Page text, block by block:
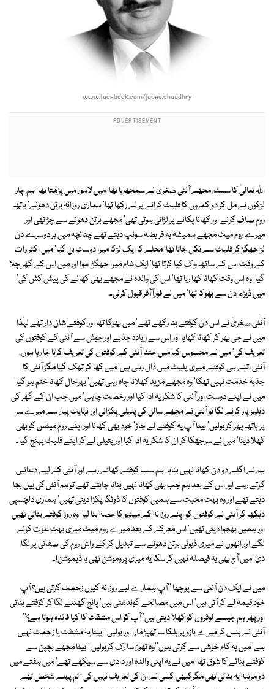
www.facebook.com/javed.chaudhry
اﷲ تعالیٰ کا سسٹم مجھے آنٹی صغریٰ نے سمجھایا تھا' میں لاہور میں پڑھتا تھا' ہم چار
لڑکوں نے مل کر دو کمروں کا فلیٹ کرائے پر لے رکھا تھا' ہماری روزانہ برتن دھونے' باتھ
روم صاف کرنے اور کھانا پکانے پر لڑائی ہوتی تھی' مجھے برتن دھونے سے چڑ تھی اور
میرے روم میٹ مجھے ہمیشہ یہ فریضہ سونپ دیتے تھے چنانچہ میں ہر دوسرے دن
لڑ جھگڑ کر فلیٹ سے نکل جاتا تھا' محلے کا ایک لڑکا میرا دوست بن گیا' میں اکثر رات
کے وقت اس کے ساتھ واک کیا کرتا تھا' ایک شام میرا جھگڑا ہوا اور میں اس کے گھر چلا
گیا' وہ اس وقت کھانا کھا رہا تھا' اس کی والدہ نے مجھے بھی کھانے کی پیش کش کی'
میں ڈیڑھ دن سے بھوکا تھا' میں نے فوراً آفر قبول کرلی۔
آنٹی صغریٰ نے اس دن کوفتے بنا رکھے تھے' میں بھوکا تھا اور کوفتے شان دار تھے لہٰذا
میں نے جی بھر کر کھانا کھایا اور اس سے زیادہ جذبے اور جوش سے آنٹی کے کوفتوں کی
تعریف کی' میں نے محسوس کیا میں جتنا آنٹی کے کوفتوں کی تعریف کرتا جا رہا ہوں،
آنٹی اتنے ہی کوفتے میری پلیٹ میں ڈال رہی ہیں' میں کھا کر تھک گیا مگر آنٹی کا
جذبہ خدمت نہیں تھکا' وہ مجھے مزید کھلانا چاہ رہی تھیں' بہرحال کھانا ختم ہو گیا'
میں نے اپنے دوست اور آنٹی کا شکریہ ادا کیا اور رخصت چاہی' میں جب ان کے گھر کی
دہلیز پار کرنے لگا تو آنٹی نے مجھے سالن کی پتیلی پکڑائی اور نہایت پیار سے میرے سر
پر ہاتھ پھر کر بولیں' بیٹا آپ یہ کوفتے لے جاؤ' خود بھی کھانا اور اپنے روم میٹس کو بھی
کھلا دینا' میں نے سرجھکا کر ان کا شکریہ ادا کیا اور پتیلی لے کر اپنے فلیٹ پہنچ گیا۔
ہم نے اگلے دو دن کھانا نہیں بنایا' ہم سب کوفتے کھاتے رہے اور آنٹی کے لیے دعائیں
کرتے رہے اور اس کے بعد ہم جب بھی کھانا نہیں بنانا چاہتے تھے تو ہم آنٹی کی بیل بجا
دیتے تھے اور وہ بہت محبت سے ہمیں کوفتوں کا ڈونگا پکڑا دیتی تھیں' ہماری دلچسپی
دیکھ کر آنٹی نے کوفتوں کو اپنے روزانہ کے مینیو کا حصہ بنا لیا' وہ روز کوفتے بناتی تھیں
اور ہمیں بھجوا دیتی تھیں' اس معرکے کے بعد میرے روم میٹ میری بہت عزت کرنے
لگے اور انھوں نے میری ڈیوٹی برتن دھونے سے تبدیل کر کے واش روم کی صفائی پر لگا
دی' میں آج بھی یہ فیصلہ نہیں کر سکا یہ میری پروموشن تھی یا ڈیموشن!۔
میں نے ایک دن آنٹی سے پوچھا ''آپ ہمارے لیے روزانہ کیوں زحمت کرتی ہیں؟ آپ
خود قیمہ لے کر آتی ہیں' اس میں مصالحے گوندھتی ہیں' پانچ گھنٹے لگا کر کوفتے بناتی
اور پھر ہم جیسے لوفروں کو کھلا دیتی ہیں' آپ کو اس مشقت کا کیا فائدہ ہوتا ہے؟''
آنٹی نے ہنس کر میرے بازو پر ہلکا سا تھپڑ مارا اور بولیں ''بیٹا یہ مشقت یا زحمت نہیں
ہے' میں یہ کام خوشی سے کرتی ہوں''وہ تھوڑاسا رک کربولیں ''بیٹا مجھے بچپن سے
کوفتے بنانے کا شوق تھا' میں نے یہ اپنی والدہ اور دادی سے سیکھے تھے' میں ہفتے میں
دو مرتبہ یہ بناتی تھی مگرکبھی کسی نے ان کی تعریف نہیں کی ' تم پہلے شخص تھے